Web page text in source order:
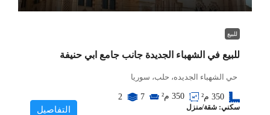
للبيع
للبيع في الشهباء الجديدة جانب جامع ابي حنيفة
حي الشهباء الجديده، حلب، سوريا
350 م² 350 م² 7
2
سكني: شقة/منزل التفاصيل